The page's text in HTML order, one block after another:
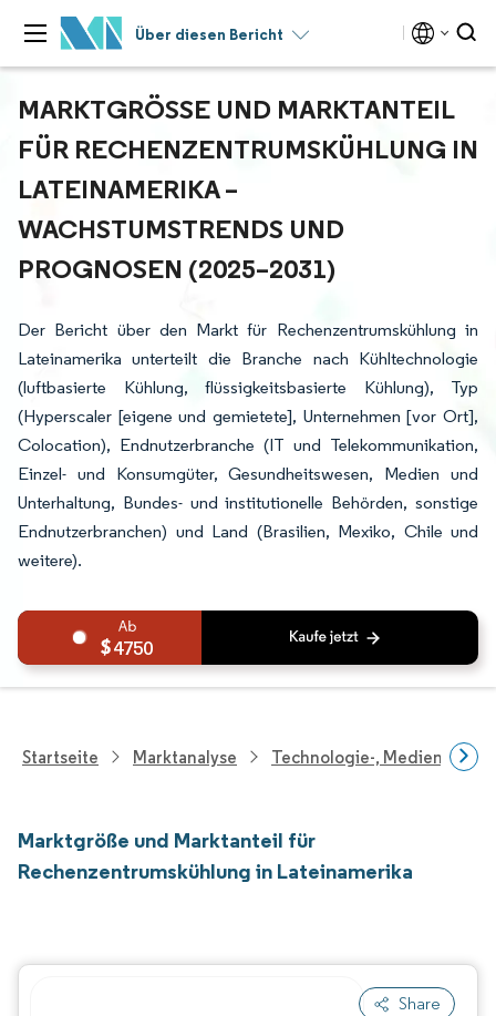
Über diesen Bericht
MARKTGRÖSSE UND MARKTANTEIL F
ÜR RECHENZENTRUMSKÜHLUNG IN L
ATEINAMERIKA – W
ACHSTUMSTRENDS UND P
ROGNOSEN (2025–2031)
Der Bericht über den Markt für Rechenzentrumskühlung in
Lateinamerika unterteilt die Branche nach Kühltechnologie
(luftbasierte Kühlung, flüssigkeitsbasierte Kühlung), Typ
(Hyperscaler [eigene und gemietete], Unternehmen [vor Ort],
Colocation), Endnutzerbranche (IT und Telekommunikation,
Einzel- und Konsumgüter, Gesundheitswesen, Medien und
Unterhaltung, Bundes- und institutionelle Behörden, sonstige
Endnutzerbranchen) und Land (Brasilien, Mexiko, Chile und
weitere).
4750
Startseite Marktanalyse Technologie-, Medien- Und
Marktgröße und Marktanteil für
Rechenzentrumskühlung in Lateinamerika
Share